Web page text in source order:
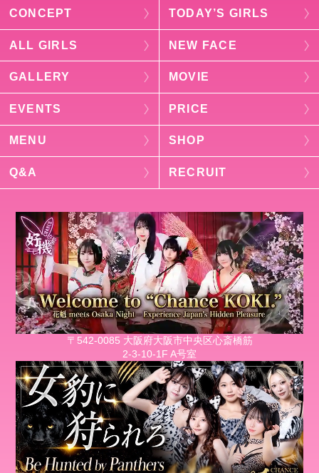
CONCEPT TODAY’S GIRLS
ALL GIRLS NEW FACE
GALLERY MOVIE
EVENTS PRICE
MENU SHOP
Q&A RECRUIT
〒542-0085 大阪府大阪市中央区心斎橋筋
2-3-10-1F A号室